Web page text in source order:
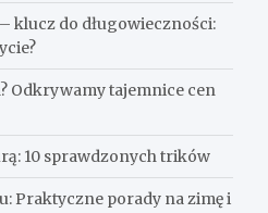
klucz do długowieczności:
Odkrywamy tajemnice cen
10 sprawdzonych trików
Praktyczne porady na zimę i